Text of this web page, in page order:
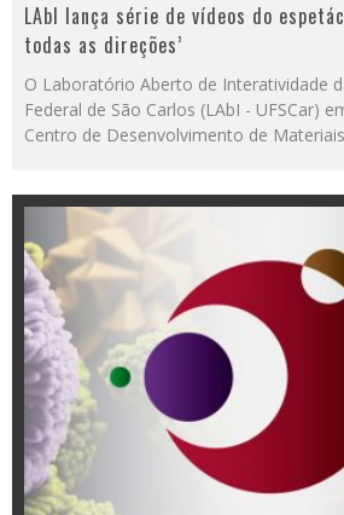
LAbI lança série de vídeos do
todas as direções’
O Laboratório Aberto de Interatividade
Federal de São Carlos (LAbI - UFSCar)
Centro de Desenvolvimento de Materiais